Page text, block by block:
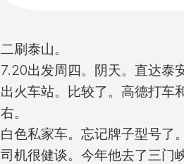
二刷泰山。
7.20出发周四。阴天。直达泰
出火车站。比较了。高德打车
右。
白色私家车。忘记牌子型号了。
司机很健谈。今年他去了三门